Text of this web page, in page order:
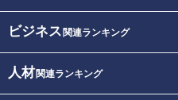
ビジネス 関連ランキング
人材関連ランキング